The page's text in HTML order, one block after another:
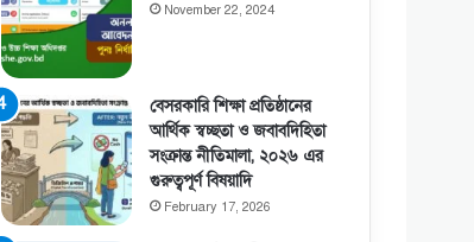
November 22, 2024
বেসরকারি শিক্ষা প্রতিষ্ঠানের
আর্থিক স্বচ্ছতা ও জবাবদিহিতা
সংক্রান্ত নীতিমালা, ২০২৬ এর
গুরুত্বপূর্ণ বিষয়াদি
February 17, 2026